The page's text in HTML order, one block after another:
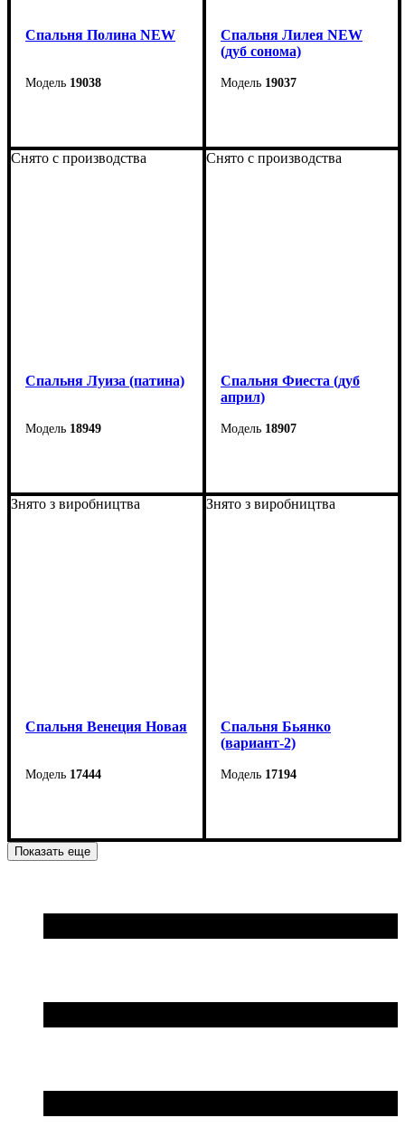
Спальня Полина NEW
19038
Спальня Лилея NEW
(дуб сонома)
19037
Снято с производства
Спальня Луиза (патина)
18949
Снято с производства
Спальня Фиеста (дуб
април)
18907
Знято з виробництва
Спальня Венеция Новая
17444
Знято з виробництва
Спальня Бьянко
(вариант-2)
17194
Показать еще